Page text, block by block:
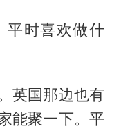
平时喜欢做什
英国那边也有
能聚一下。平